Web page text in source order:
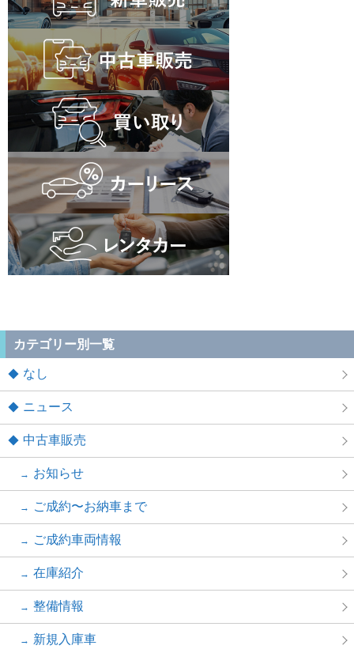
カテゴリー別一覧
なし
ニュース
中古車販売
お知らせ
ご成約〜お納車まで
ご成約車両情報
在庫紹介
整備情報
新規入庫車